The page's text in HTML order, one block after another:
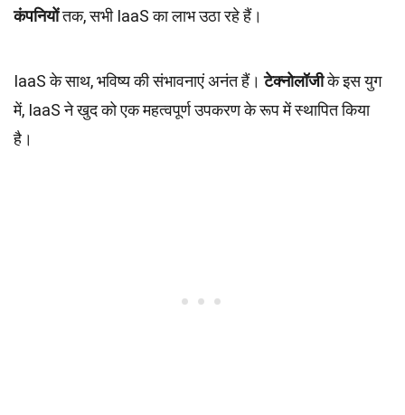
कंपनियोंतक, सभी IaaS का लाभ उठा रहे हैं।
IaaS के साथ, भविष्य की संभावनाएं अनंत हैं।टेक्नोलॉजीके इस युग
में, IaaS ने खुद को एक महत्वपूर्ण उपकरण के रूप में स्थापित किया
है।